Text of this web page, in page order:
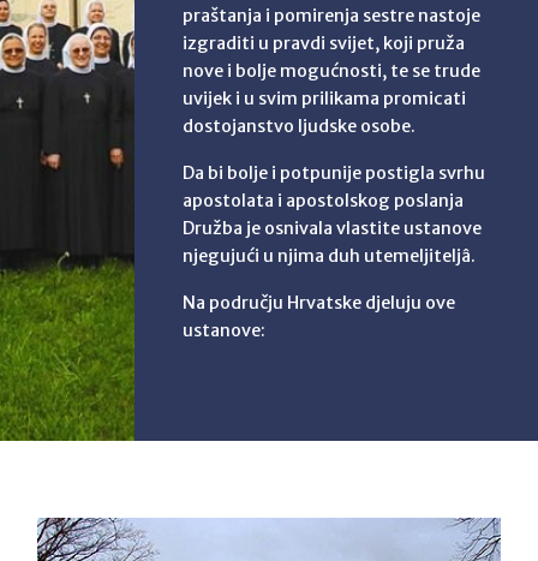
praštanja i pomirenja sestre nastoje
izgraditi u pravdi svijet, koji pruža
nove i bolje mogućnosti, te se trude
uvijek i u svim prilikama promicati
dostojanstvo ljudske osobe.
Da bi bolje i potpunije postigla svrhu
apostolata i apostolskog poslanja
Družba je osnivala vlastite ustanove
njegujući u njima duh utemeljiteljâ.
Na području Hrvatske djeluju ove
ustanove: